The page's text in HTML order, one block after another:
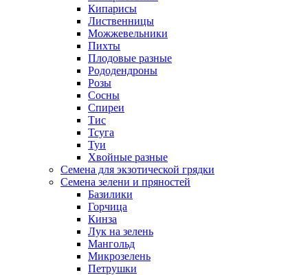
Кипарисы
Лиственницы
Можжевельники
Пихты
Плодовые разные
Рододендроны
Розы
Сосны
Спиреи
Тис
Тсуга
Туи
Хвойные разные
Семена для экзотической грядки
Семена зелени и пряностей
Базилики
Горчица
Кинза
Лук на зелень
Мангольд
Микрозелень
Петрушки